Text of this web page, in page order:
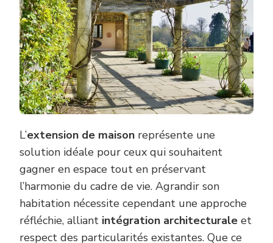
L’extension de maison représente une
solution idéale pour ceux qui souhaitent
gagner en espace tout en préservant
l’harmonie du cadre de vie. Agrandir son
habitation nécessite cependant une approche
réfléchie, alliant intégration architecturale et
respect des particularités existantes. Que ce